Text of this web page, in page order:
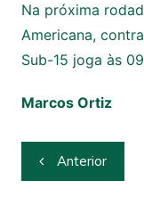
Na próxima
Americana,
Sub-15 joga às
Marcos Ortiz
Navegação
de
Anterior